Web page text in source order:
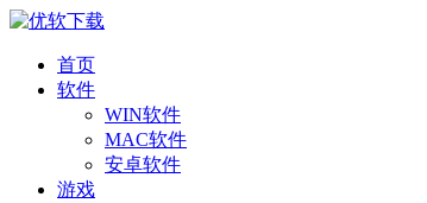
首页
软件
WIN软件
MAC软件
安卓软件
游戏